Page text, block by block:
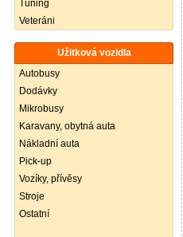
Tuning
Veteráni
Užitková vozidla
Autobusy
Dodávky
Mikrobusy
Karavany, obytná auta
Nákladní auta
Pick-up
Vozíky, přívěsy
Stroje
Ostatní